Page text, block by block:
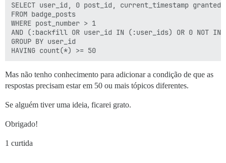
SELECT user_id, 0 post_id, current_timestamp
FROM badge_posts
WHERE post_number > 1
AND (:backfill OR user_id IN (:user_ids) OR 0 NOT
GROUP BY user_id
Mas não tenho conhecimento para adicionar a condição de que as
respostas precisam estar em 50 ou mais tópicos diferentes.
Se alguém tiver uma ideia, ficarei grato.
Obrigado!
1 curtida